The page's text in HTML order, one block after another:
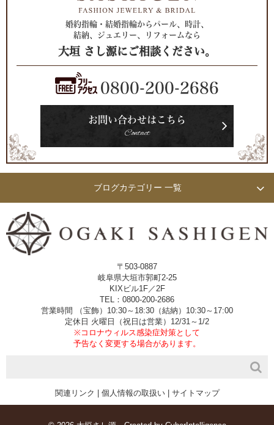
婚約指輪・結婚指輪からパール、時計、
結納、ジュエリー、リフォームなら
大垣 さし源にご相談ください。
0800-200-2686
お問い合わせはこちら
Contact
ブログカテゴリー 一覧
〒503-0887
岐阜県大垣市郭町2-25
KIXビル1F／2F
TEL：0800-200-2686
営業時間 （宝飾）10:30～18:30（結納）10:30～17:00
定休日 火曜日（祝日は営業）12/31～1/2
※コロナウィルス感染症対策として
予告なく変更する場合があります。
関連リンク 個人情報の取扱い| サイトマップ